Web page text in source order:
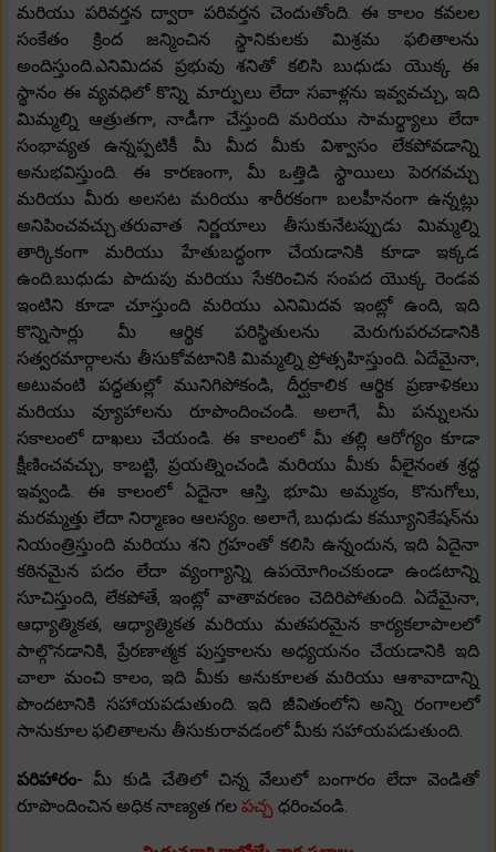
మరియు పరివర్తన ద్వారా పరివర్తన చెందుతోంది. ఈ కాలం కవలల
సంకేతం క్రింద జన్మించిన స్థానికులకు మిశ్రమ ఫలితాలను
అందిస్తుంది.ఎనిమిదవ ప్రభువు శనితో కలిసి బుధుడు యొక్క ఈ
స్థానం ఈ వ్యవధిలో కొన్ని మార్పులు లేదా సవాళ్లను ఇవ్వవచ్చు, ఇది
మిమ్మల్ని ఆత్రుతగా, నాడీగా చేస్తుంది మరియు సామర్థ్యాలు లేదా
సంభావ్యత ఉన్నప్పటికీ మీ మీద మీకు విశ్వాసం లేకపోవడాన్ని
అనుభవిస్తుంది. ఈ కారణంగా, మీ ఒత్తిడి స్థాయిలు పెరగవచ్చు
మరియు మీరు అలసట మరియు శారీరకంగా బలహీనంగా ఉన్నట్లు
అనిపించవచ్చు.తరువాత నిర్ణయాలు తీసుకునేటప్పుడు మిమ్మల్ని
తార్కికంగా మరియు హేతుబద్ధంగా చేయడానికి కూడా ఇక్కడ
ఉంది.బుధుడు పొదుపు మరియు సేకరించిన సంపద యొక్క రెండవ
ఇంటిని కూడా చూస్తుంది మరియు ఎనిమిదవ ఇంట్లో ఉంది, ఇది
కొన్నిసార్లు మీ ఆర్థిక పరిస్థితులను మెరుగుపరచడానికి
సత్వరమార్గాలను తీసుకోవటానికి మిమ్మల్ని ప్రోత్సహిస్తుంది. ఏదేమైనా,
అటువంటి పద్ధతుల్లో మునిగిపోకండి, దీర్ఘకాలిక ఆర్థిక ప్రణాళికలు
మరియు వ్యూహాలను రూపొందించండి. అలాగే, మీ పన్నులను
సకాలంలో దాఖలు చేయండి. ఈ కాలంలో మీ తల్లి ఆరోగ్యం కూడా
క్షీణించవచ్చు, కాబట్టి, ప్రయత్నించండి మరియు మీకు వీలైనంత శ్రద్ధ
ఇవ్వండి. ఈ కాలంలో ఏదైనా ఆస్తి, భూమి అమ్మకం, కొనుగోలు,
మరమ్మత్తు లేదా నిర్మాణం ఆలస్యం. అలాగే, బుధుడు కమ్యూనికేషన్‌ను
నియంత్రిస్తుంది మరియు శని గ్రహంతో కలిసి ఉన్నందున, ఇది ఏదైనా
కఠినమైన పదం లేదా వ్యంగ్యాన్ని ఉపయోగించకుండా ఉండటాన్ని
సూచిస్తుంది, లేకపోతే, ఇంట్లో వాతావరణం చెదిరిపోతుంది. ఏదేమైనా,
ఆధ్యాత్మికత, ఆధ్యాత్మికత మరియు మతపరమైన కార్యకలాపాలలో
పాల్గొనడానికి, ప్రేరణాత్మక పుస్తకాలను అధ్యయనం చేయడానికి ఇది
చాలా మంచి కాలం, ఇది మీకు అనుకూలత మరియు ఆశావాదాన్ని
పొందటానికి సహాయపడుతుంది. ఇది జీవితంలోని అన్ని రంగాలలో
సానుకూల ఫలితాలను తీసుకురావడంలో మీకు సహాయపడుతుంది.
పరిహారం- మీ కుడి చేతిలో చిన్న వేలులో బంగారం లేదా వెండితో
రూపొందించిన అధిక నాణ్యత గల పచ్చ ధరించండి.